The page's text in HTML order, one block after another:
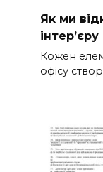
Як ми
Кожен
офісу